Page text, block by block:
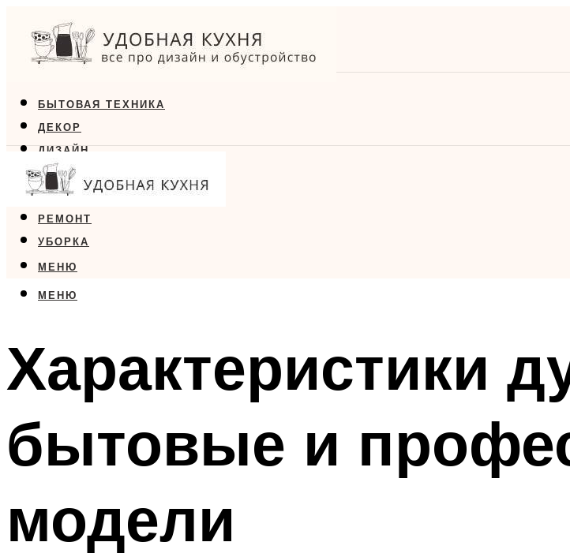
БЫТОВАЯ ТЕХНИКА
ДЕКОР
ДИЗАЙН
ЕДА
МЕБЕЛЬ
РЕМОНТ
УБОРКА
МЕНЮ
МЕНЮ
Характеристики
бытовые и
модели